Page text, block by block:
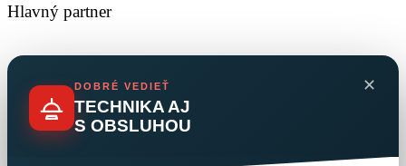
Hlavný partner
✕
DOBRÉ VEDIEŤ
TECHNIKA AJ
S OBSLUHOU